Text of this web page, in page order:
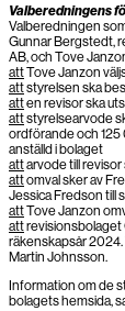
Valberedningens
Valberedningen
Gunnar Bergstedt,
AB, och Tove
attTove Janzon
attstyrelsen ska
atten revisor ska
attstyrelsearvode
ordförande och 125
anställd i bolaget
attarvode till
attomval sker av
Jessica Fredson till
attTove Janzon
attrevisionsbolaget
räkenskapsår
Martin Johnsson.
Information om de
bolagets hemsida,